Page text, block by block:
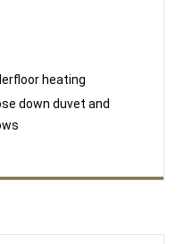
heating
down duvet and